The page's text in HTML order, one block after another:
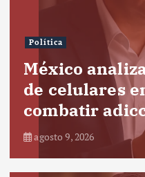
Política
México
de celulares
combatir
agosto 9, 2026